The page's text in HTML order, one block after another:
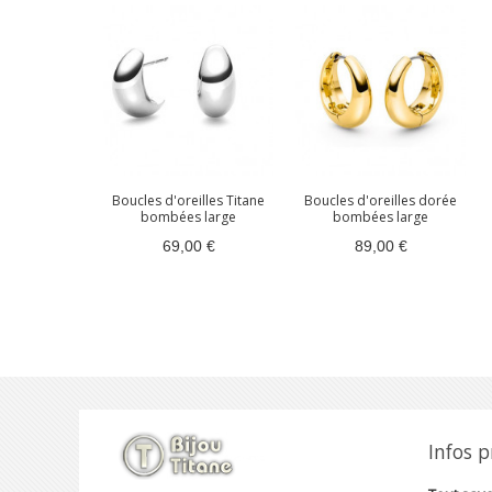
Boucles d'oreilles Titane
bombées large
69,00 €
Boucles d'oreilles dorée
bombées large
89,00 €
Infos